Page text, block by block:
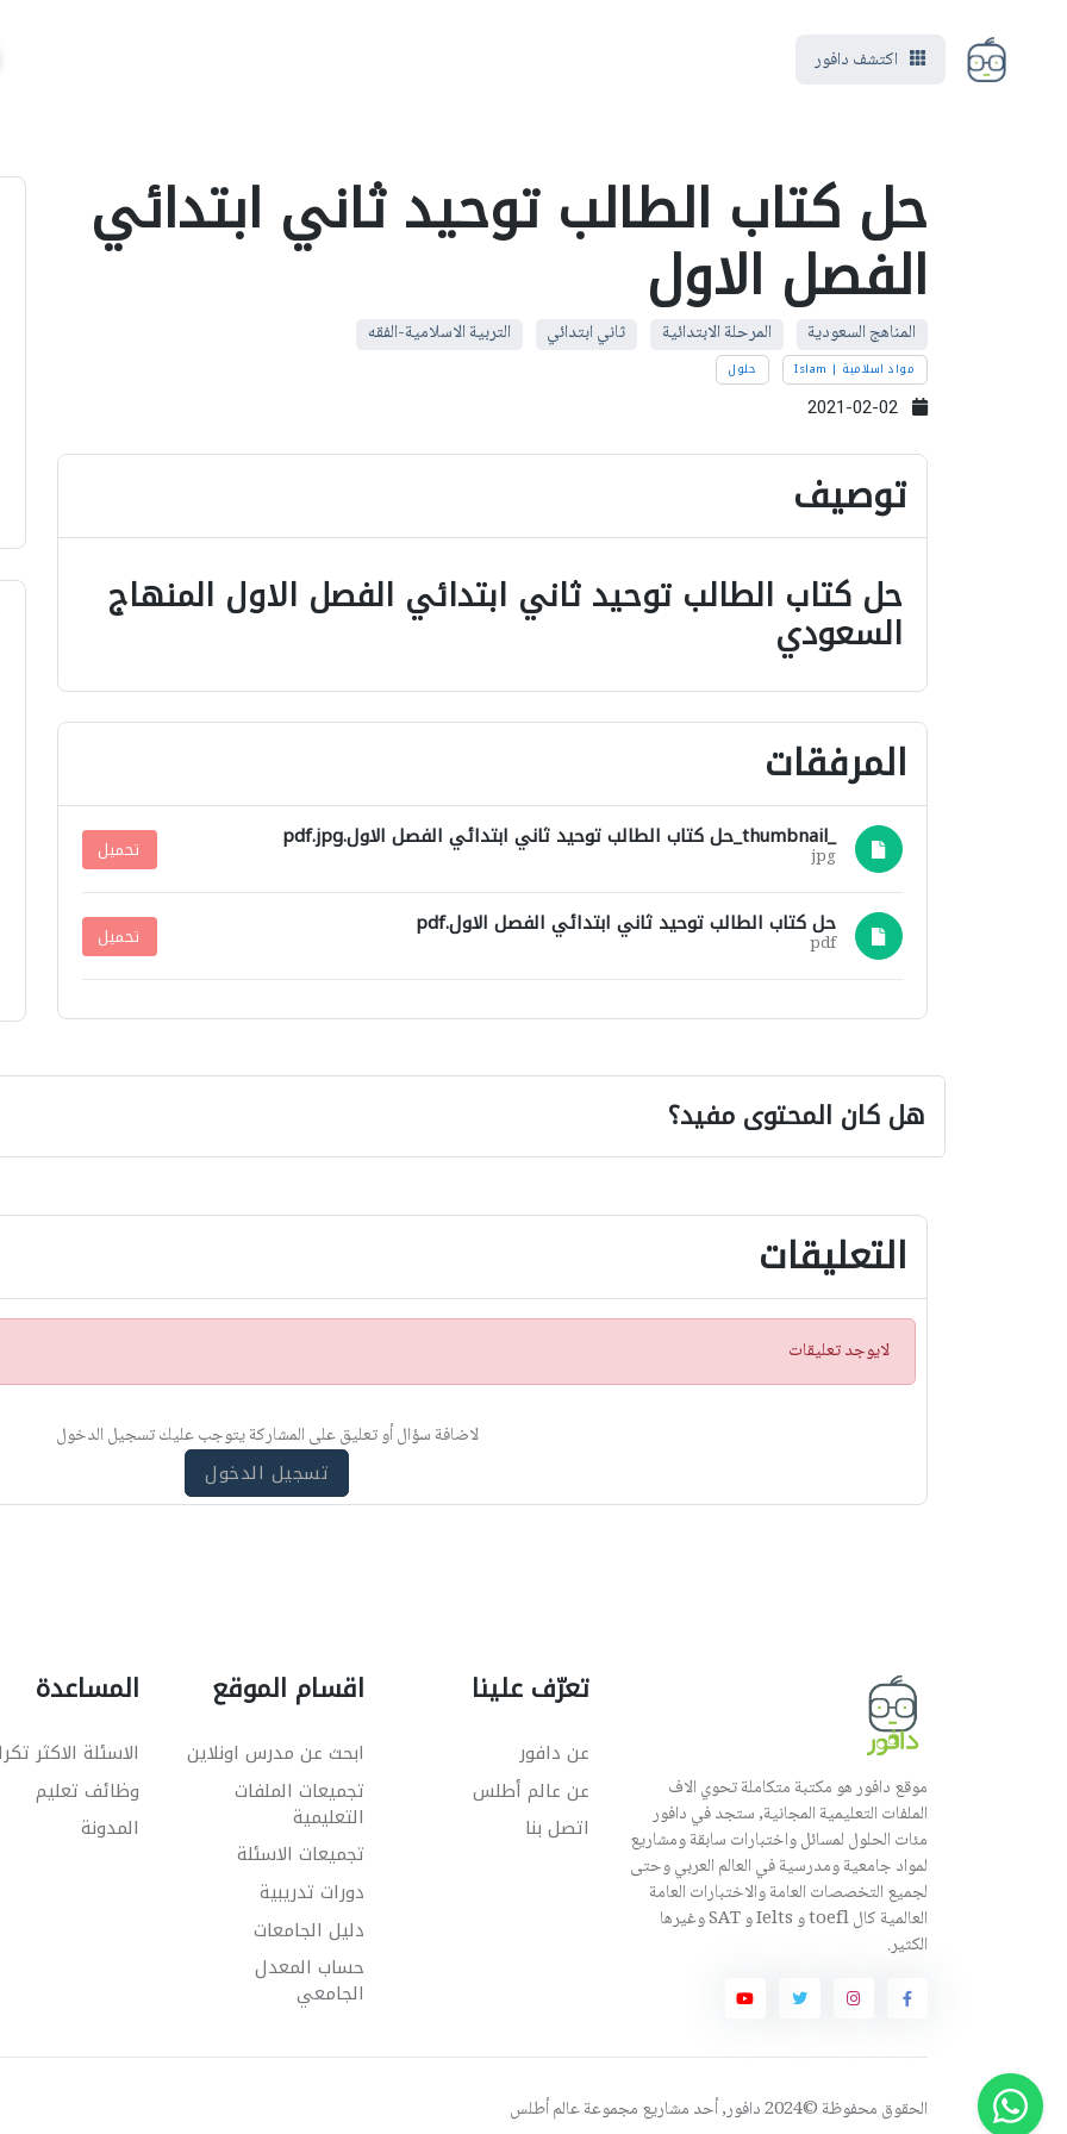
اكتشف دافور
حل كتاب الطالب توحيد ثاني ابتدائي
الفصل الاول
المناهج السعودية المرحلة الابتدائية ثاني ابتدائي التربية الاسلامية-الفقه
مواد اسلامية | Islam حلول
توصيف
حل كتاب الطالب توحيد ثاني ابتدائي الفصل الاول المنهاج
السعودي
المرفقات
_thumbnail_حل كتاب الطالب توحيد ثاني ابتدائي الفصل الاول.pdf.jpg
jpg تحميل
حل كتاب الطالب توحيد ثاني ابتدائي الفصل الاول.pdf
pdf تحميل
هل كان المحتوى مفيد؟
التعليقات
ت
ن
لايوجد تعليقات
لاضافة سؤال أو تعليق على المشاركة يتوجب عليك تسجيل الدخول
تسجيل الدخول
موقع دافور هو مكتبة متكاملة تحوي الاف
الملفات التعليمية المجانية, ستجد في دافور
مئات الحلول لمسائل واختبارات سابقة ومشاريع
لمواد جامعية ومدرسية في العالم العربي وحتى
لجميع التخصصات العامة والاختبارات العامة
العالمية كال toefl و Ielts و SAT وغيرها
الكثير.
تعرّف علينا
عن دافور
عن عالم أطلس
اتصل بنا
اقسام الموقع
ابحث عن مدرس اونلاين
تجميعات الملفات
التعليمية
تجميعات الاسئلة
دورات تدريبية
دليل الجامعات
حساب المعدل
الجامعي
المساعدة
الاسئلة الاكثر
وظائف تعليم
المدونة
الحقوق محفوظة ©2024 دافور, أحد مشاريع مجموعة عالم أطلس